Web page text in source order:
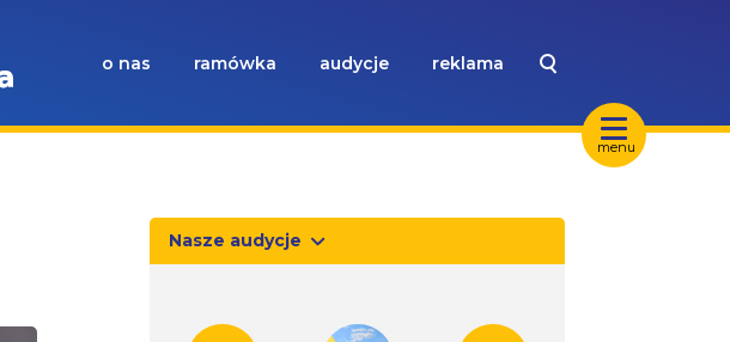
menu
o nas ramówka audycje reklama
Nasze audycje